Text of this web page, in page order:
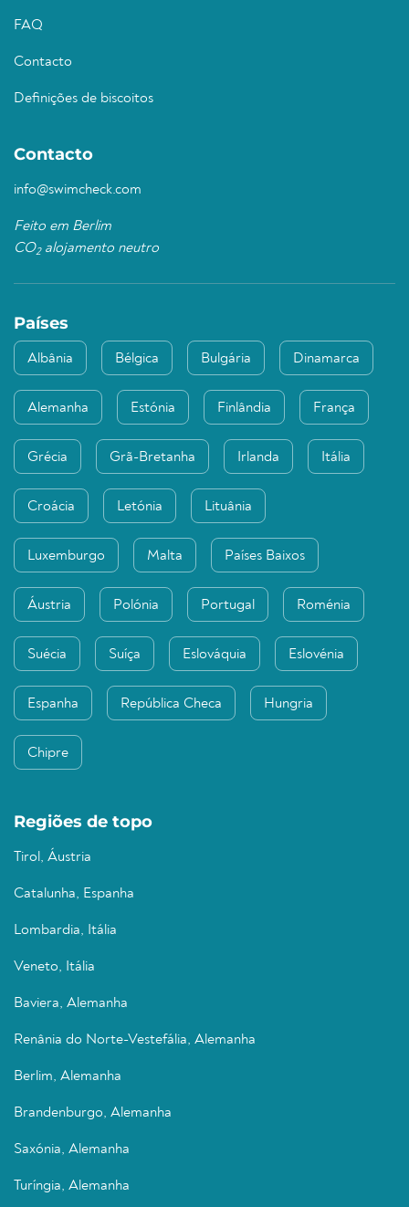
FAQ
Contacto
Definições de biscoitos
Contacto
info@swimcheck.com
Feito em Berlim
CO2alojamento neutro
Países
Albânia Bélgica Bulgária Dinamarca
Alemanha Estónia Finlândia França
Grécia Grã-Bretanha Irlanda Itália
Croácia Letónia Lituânia
Luxemburgo Malta Países Baixos
Áustria Polónia Portugal Roménia
Suécia Suíça Eslováquia Eslovénia
Espanha República Checa Hungria
Chipre
Regiões de topo
Tirol, Áustria
Catalunha, Espanha
Lombardia, Itália
Veneto, Itália
Baviera, Alemanha
Renânia do Norte-Vestefália, Alemanha
Berlim, Alemanha
Brandenburgo, Alemanha
Saxónia, Alemanha
Turíngia, Alemanha